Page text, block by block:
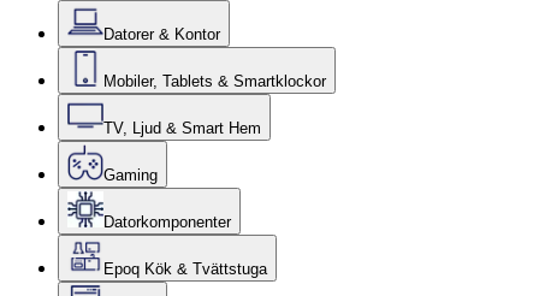
Datorer & Kontor
Mobiler, Tablets & Smartklockor
TV, Ljud & Smart Hem
Gaming
Datorkomponenter
Epoq Kök & Tvättstuga